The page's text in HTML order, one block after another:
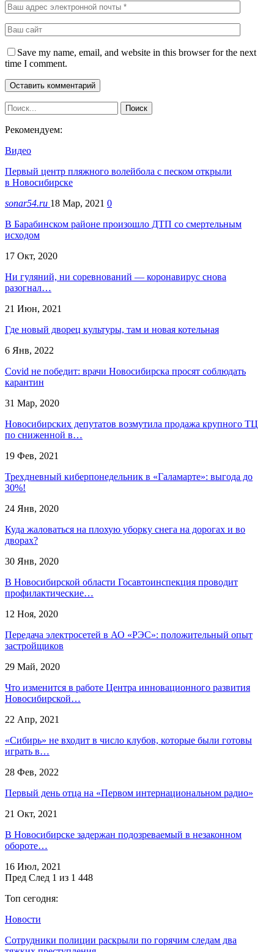
Save my name, email, and website in this browser for the next
time I comment.
Рекомендуем:
Видео
Первый центр пляжного волейбола с песком открыли
в Новосибирске
sonar54.ru 18 Мар, 2021 0
В Барабинском районе произошло ДТП со смертельным
исходом
17 Окт, 2020
Ни гуляний, ни соревнований — коронавирус снова
разогнал…
21 Июн, 2021
Где новый дворец культуры, там и новая котельная
6 Янв, 2022
Covid не победит: врачи Новосибирска просят соблюдать
карантин
31 Мар, 2020
Новосибирских депутатов возмутила продажа крупного ТЦ
по сниженной в…
19 Фев, 2021
Трехдневный киберпонедельник в «Галамарте»: выгода до
30%!
24 Янв, 2020
Куда жаловаться на плохую уборку снега на дорогах и во
дворах?
30 Янв, 2020
В Новосибирской области Госавтоинспекция проводит
профилактические…
12 Ноя, 2020
Передача электросетей в АО «РЭС»: положительный опыт
застройщиков
29 Май, 2020
Что изменится в работе Центра инновационного развития
Новосибирской…
22 Апр, 2021
«Сибирь» не входит в число клубов, которые были готовы
играть в…
28 Фев, 2022
Первый день отца на «Первом интернациональном радио»
21 Окт, 2021
В Новосибирске задержан подозреваемый в незаконном
обороте…
16 Июл, 2021
Пред След 1 из 1 448
Топ сегодня:
Новости
Сотрудники полиции раскрыли по горячим следам два